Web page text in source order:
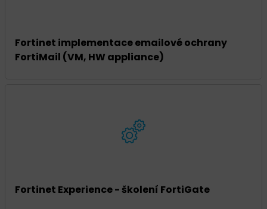
Fortinet implementace emailové ochrany
FortiMail (VM, HW appliance)
Fortinet Experience - školení FortiGate